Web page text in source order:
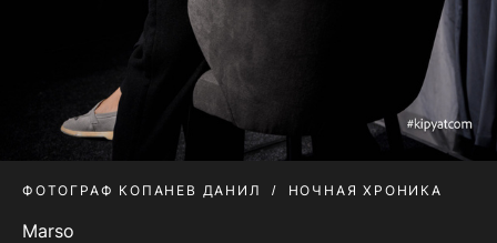
ФОТОГРАФ КОПАНЕВ ДАНИЛ НОЧНАЯ ХРОНИКА
Marso